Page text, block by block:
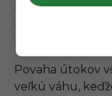
Bolo však
nakazené
Povaha útokov
veľkú váhu,